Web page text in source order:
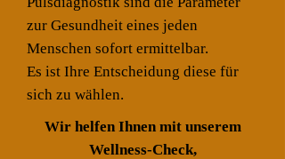
zur Gesundheit eines jeden
Menschen sofort ermittelbar.
Es ist Ihre Entscheidung diese für
sich zu wählen.
Wir helfen Ihnen mit unserem
Wellness-Check,